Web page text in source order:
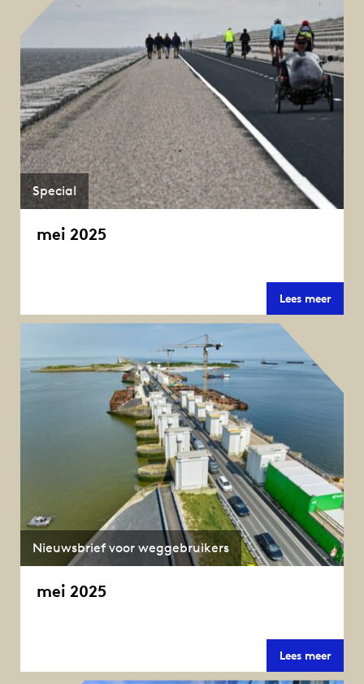
mei 2025
Lees meermei
Special
mei 2025
Lees meermei
Nieuwsbrief voor weggebruikers